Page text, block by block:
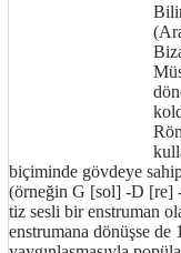
biçiminde gövdeye
(örneğin G [sol] -D [re]
tiz sesli bir enstruman
enstrumana dönüşse de